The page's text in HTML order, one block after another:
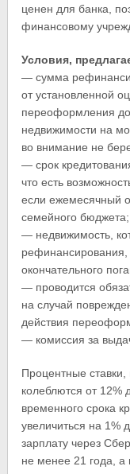
ценен для банка,
финансовому
Условия,
— сумма
от установленной
переоформления
недвижимости на
во внимание не
— срок
что есть
если ежемесячный
семейного бюджета;
— недвижимость,
рефинансирования,
окончательного
— проводится
на случай
действия
— комиссия за
Процентные
колеблются от 12%
временного срока
увеличиться на 1%
зарплату через
не менее 21 года, а